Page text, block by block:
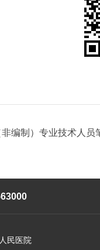
编制）专业技术人
民医院